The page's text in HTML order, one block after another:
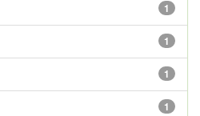
1
1
1
1